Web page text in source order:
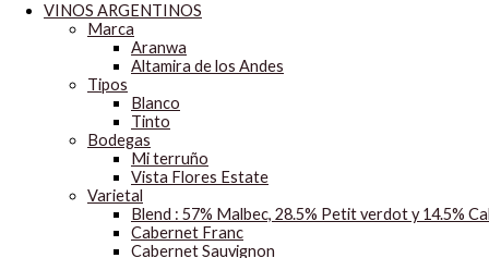
VINOS ARGENTINOS
Marca
Aranwa
Altamira de los Andes
Tipos
Blanco
Tinto
Bodegas
Mi terruño
Vista Flores Estate
Varietal
Blend : 57% Malbec, 28.5% Petit verdot y 14.5%
Cabernet Franc
Cabernet Sauvignon